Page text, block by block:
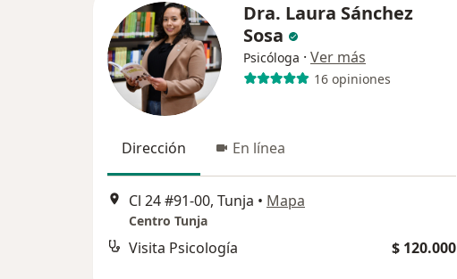
Dra. Laura Sánchez
Sosa
Psicóloga · Ver más
16 opiniones
Dirección En línea
Cl 24 #91-00, Tunja • Mapa
Centro Tunja
Visita Psicología $ 120.000